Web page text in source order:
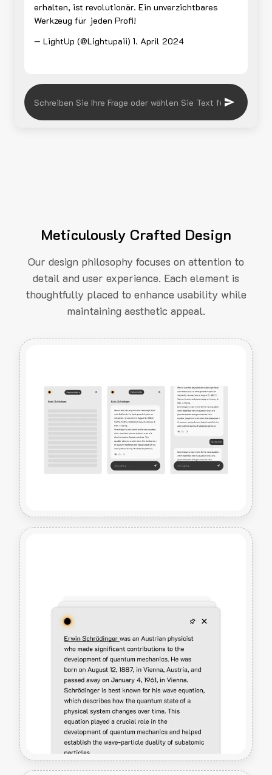
erhalten, ist revolutionär. Ein unverzichtbares
Werkzeug für jeden Profi!
— LightUp (@Lightupaii) 1. April 2024
Meticulously Crafted Design
Our design philosophy focuses on attention to
detail and user experience. Each element is
thoughtfully placed to enhance usability while
maintaining aesthetic appeal.